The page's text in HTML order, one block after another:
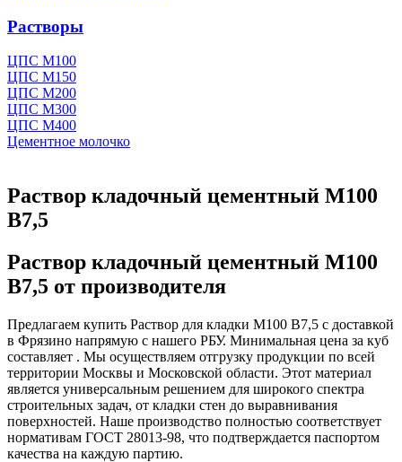
Растворы
ЦПС М100
ЦПС М150
ЦПС М200
ЦПС М300
ЦПС М400
Цементное молочко
Раствор кладочный цементный М100
B7,5
Раствор кладочный цементный М100
B7,5 от производителя
Предлагаем купить Раствор для кладки М100 B7,5 с доставкой
в Фрязино напрямую с нашего РБУ. Минимальная цена за куб
составляет . Мы осуществляем отгрузку продукции по всей
территории Москвы и Московской области. Этот материал
является универсальным решением для широкого спектра
строительных задач, от кладки стен до выравнивания
поверхностей. Наше производство полностью соответствует
нормативам ГОСТ 28013-98, что подтверждается паспортом
качества на каждую партию.